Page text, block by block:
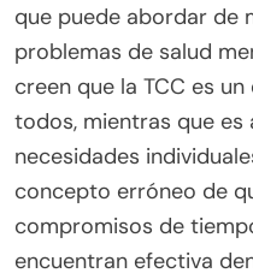
que puede abordar de
problemas de salud
creen que la TCC es
todos, mientras que es
necesidades
concepto erróneo de
compromisos de
encuentran efectiva